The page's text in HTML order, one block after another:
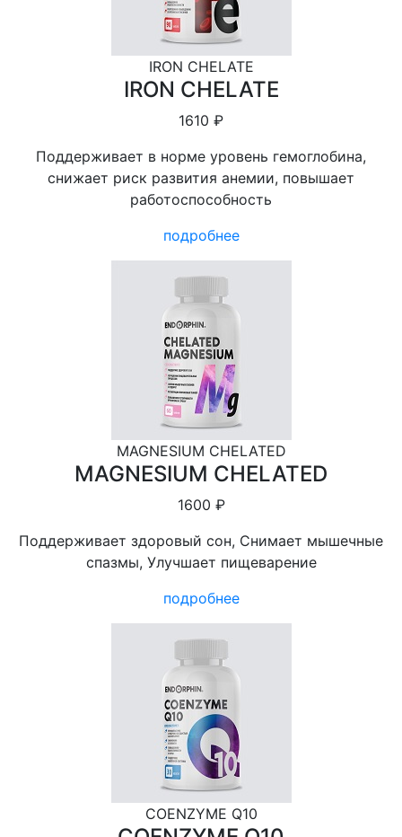
IRON CHELATE
IRON CHELATE
1610 ₽
Поддерживает в норме уровень гемоглобина,
снижает риск развития анемии, повышает
работоспособность
подробнее
MAGNESIUM CHELATED
MAGNESIUM CHELATED
1600 ₽
Поддерживает здоровый сон, Снимает мышечные
спазмы, Улучшает пищеварение
подробнее
COENZYME Q10